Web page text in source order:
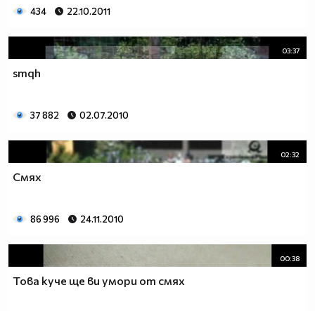
434 22.10.2011
03:37
smqh
37 882 02.07.2010
02:32
Смях
86 996 24.11.2010
00:38
Това куче ще ви умори от смях